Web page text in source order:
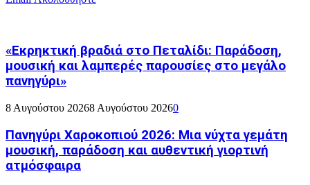
«Εκρηκτική βραδιά στο Πεταλίδι: Παράδοση,
μουσική και λαμπερές παρουσίες στο μεγάλο
πανηγύρι»
8 Αυγούστου 20268 Αυγούστου 20260
Πανηγύρι Χαροκοπιού 2026: Μια νύχτα γεμάτη
μουσική, παράδοση και αυθεντική γιορτινή
ατμόσφαιρα